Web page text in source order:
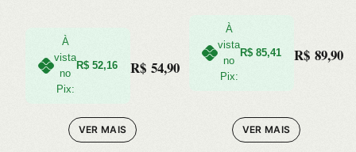
À
vista
no
Pix:
R$ 52,16 R$ 54,90
VER MAIS
MULTIVERS
O DA
À
vista
no
Pix:
R$ 85,41 R$ 89,90
VER MAIS